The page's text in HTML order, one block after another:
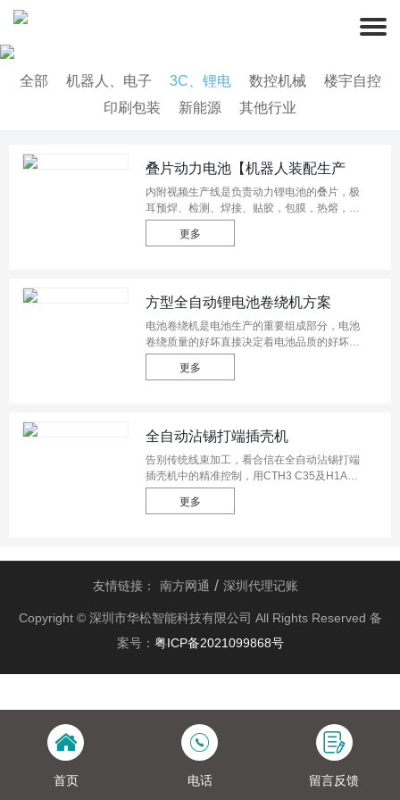
全部 机器人、电子 3C、锂电 数控机械
楼宇自控
印刷包装
新能源 其他行业
叠片动力电池【机器人装配生产
线】
内附视频生产线是负责动力锂电池的叠片，极
耳预焊、检测、焊接、贴胶，包膜，热熔，入
壳等多道工序，五台SCARA机器人与10多个
工位外围设备的完美配合。合信专供的超强规
更多
方型全自动锂电池卷绕机方案
电池卷绕机是电池生产的重要组成部分，电池
卷绕质量的好坏直接决定着电池品质的好坏，
如容量、效率、一致性及寿命等。由于电池的
形状各异，因此电池卷绕机的要求也各不相
更多
全自动沾锡打端插壳机
告别传统线束加工，看合信在全自动沾锡打端
插壳机中的精准控制，用CTH3 C35及H1A伺
服完美快速制造医疗端子线。
更多
友情链接： 南方网通 深圳代理记账
Copyright © 深圳市华松智能科技有限公司 All Rights Reserved 备
案号： 粤ICP备2021099868号
首页 电话 留言反馈